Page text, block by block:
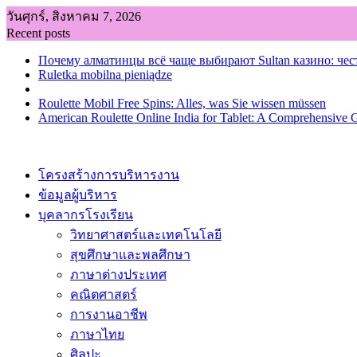
Skip
to
content
วันศุกร์, สิงหาคม 7, 2026
Recent posts
Почему алматинцы всё чаще выбирают Sultan казино:
Ruletka mobilna pieniądze
Roulette Mobil Free Spins: Alles, was Sie wissen müssen
American Roulette Online India for Tablet: A Comprehensive
โครงสร้างการบริหารงาน
ข้อมูลผู้บริหาร
บุคลากรโรงเรียน
วิทยาศาสตร์และเทคโนโลยี
สุขศึกษาและพลศึกษา
ภาษาต่างประเทศ
คณิตศาสตร์
การงานอาชีพ
ภาษาไทย
ศิลปะ